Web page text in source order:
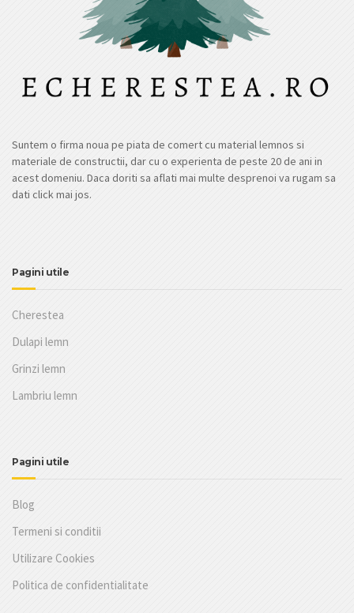
Suntem o firma noua pe piata de comert cu material lemnos si
materiale de constructii, dar cu o experienta de peste 20 de ani in
acest domeniu. Daca doriti sa aflati mai multe desprenoi va rugam sa
dati click mai jos.
Pagini utile
Cherestea
Dulapi lemn
Grinzi lemn
Lambriu lemn
Pagini utile
Blog
Termeni si conditii
Utilizare Cookies
Politica de confidentialitate